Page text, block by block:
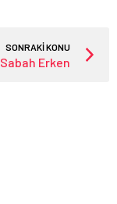
SONRAKİ KONU
Sabah Erken